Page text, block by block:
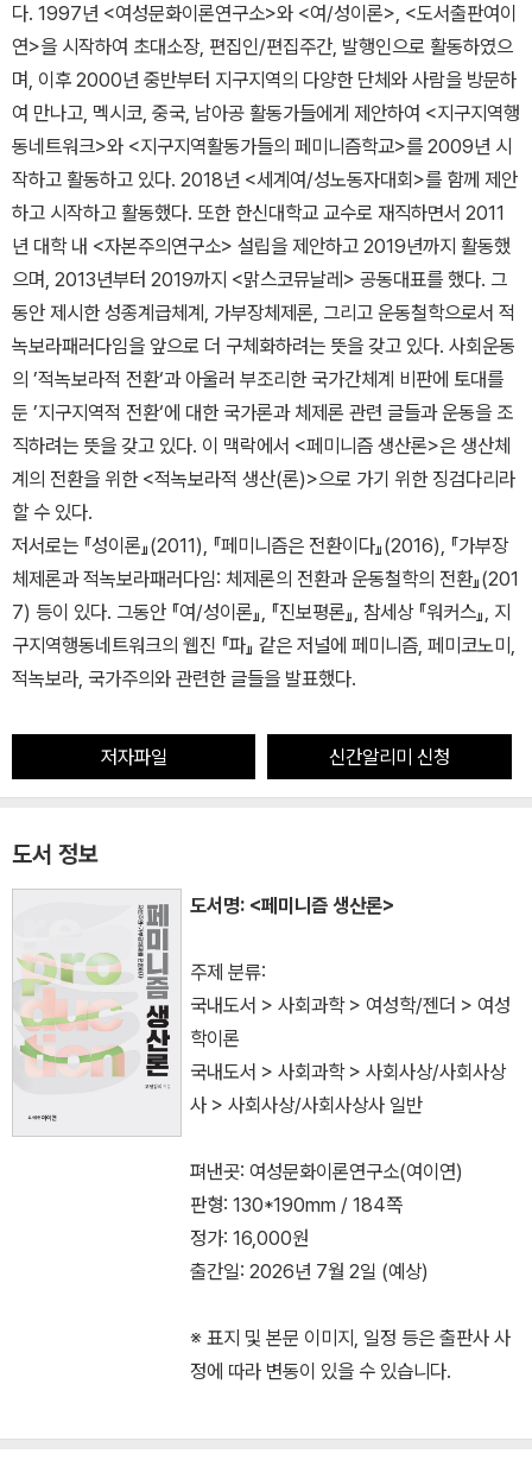
다. 1997년 <여성문화이론연구소>와 <여/성이론>, <도서출판여이
연>을 시작하여 초대소장, 편집인/편집주간, 발행인으로 활동하였으
며, 이후 2000년 중반부터 지구지역의 다양한 단체와 사람을 방문하
여 만나고, 멕시코, 중국, 남아공 활동가들에게 제안하여 <지구지역행
동네트워크>와 <지구지역활동가들의 페미니즘학교>를 2009년 시
작하고 활동하고 있다. 2018년 <세계여/성노동자대회>를 함께 제안
하고 시작하고 활동했다. 또한 한신대학교 교수로 재직하면서 2011
년 대학 내 <자본주의연구소> 설립을 제안하고 2019년까지 활동했
으며, 2013년부터 2019까지 <맑스코뮤날레> 공동대표를 했다. 그
동안 제시한 성종계급체계, 가부장체제론, 그리고 운동철학으로서 적
녹보라패러다임을 앞으로 더 구체화하려는 뜻을 갖고 있다. 사회운동
의 ’적녹보라적 전환‘과 아울러 부조리한 국가간체계 비판에 토대를
둔 ’지구지역적 전환‘에 대한 국가론과 체제론 관련 글들과 운동을 조
직하려는 뜻을 갖고 있다. 이 맥락에서 <페미니즘 생산론>은 생산체
계의 전환을 위한 <적녹보라적 생산(론)>으로 가기 위한 징검다리라
할 수 있다.
저서로는 『성이론』(2011), 『페미니즘은 전환이다』(2016), 『가부장
체제론과 적녹보라패러다임: 체제론의 전환과 운동철학의 전환』(201
7) 등이 있다. 그동안 『여/성이론』, 『진보평론』, 참세상 『워커스』, 지
구지역행동네트워크의 웹진 『파』 같은 저널에 페미니즘, 페미코노미,
적녹보라, 국가주의와 관련한 글들을 발표했다.
저자파일 신간알리미 신청
도서 정보
도서명: <페미니즘 생산론>
주제 분류:
국내도서 > 사회과학 > 여성학/젠더 > 여성
학이론
국내도서 > 사회과학 > 사회사상/사회사상
사 > 사회사상/사회사상사 일반
펴낸곳: 여성문화이론연구소(여이연)
판형: 130*190mm / 184쪽
정가: 16,000원
출간일: 2026년 7월 2일 (예상)
※ 표지 및 본문 이미지, 일정 등은 출판사 사
정에 따라 변동이 있을 수 있습니다.